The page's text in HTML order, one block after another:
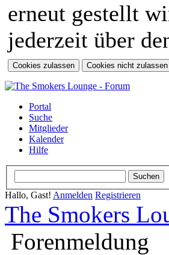
erneut gestellt
jederzeit über
Portal
Suche
Mitglieder
Kalender
Hilfe
Hallo, Gast! Anmelden Registrieren
The Smokers
Forenmeldung